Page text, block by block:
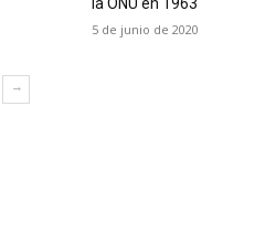
5 de junio de 2020